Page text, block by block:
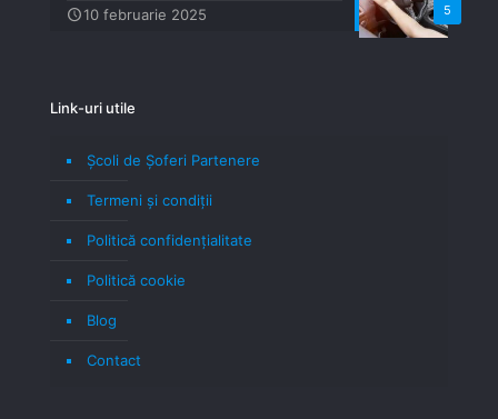
5
10 februarie 2025
Link-uri utile
Școli de Șoferi Partenere
Termeni şi condiţii
Politică confidenţialitate
Politică cookie
Blog
Contact